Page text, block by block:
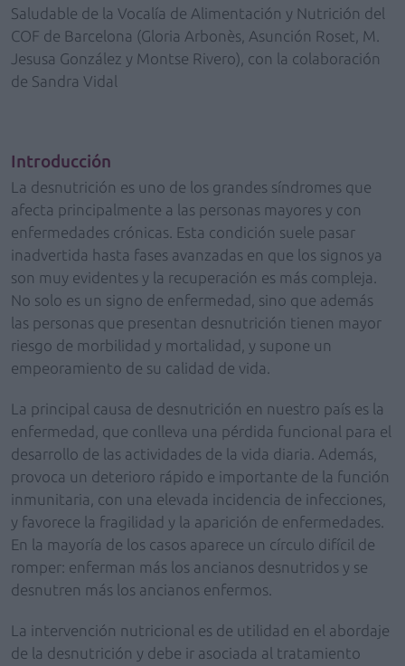
Saludable de la Vocalía de Alimentación y Nutrición del
COF de Barcelona (Gloria Arbonès, Asunción Roset, M.
Jesusa González y Montse Rivero), con la colaboración
de Sandra Vidal
Introducción
La desnutrición es uno de los grandes síndromes que
afecta principalmente a las personas mayores y con
enfermedades crónicas. Esta condición suele pasar
inadvertida hasta fases avanzadas en que los signos ya
son muy evidentes y la recuperación es más compleja.
No solo es un signo de enfermedad, sino que además
las personas que presentan desnutrición tienen mayor
riesgo de morbilidad y mortalidad, y supone un
empeoramiento de su calidad de vida.
La principal causa de desnutrición en nuestro país es la
enfermedad, que conlleva una pérdida funcional para el
desarrollo de las actividades de la vida diaria. Además,
provoca un deterioro rápido e importante de la función
inmunitaria, con una elevada incidencia de infecciones,
y favorece la fragilidad y la aparición de enfermedades.
En la mayoría de los casos aparece un círculo difícil de
romper: enferman más los ancianos desnutridos y se
desnutren más los ancianos enfermos.
La intervención nutricional es de utilidad en el abordaje
de la desnutrición y debe ir asociada al tratamiento